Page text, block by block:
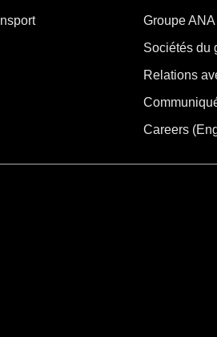
Groupe ANA
Sociétés du
Relations
Careers